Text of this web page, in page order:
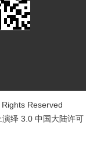
Reserved
绎 3.0 中国大陆许可